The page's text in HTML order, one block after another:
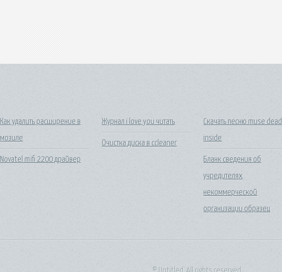
Как удалить расширение в
мозиле
Novatel mifi 2200 драйвер
Журнал i love you читать
Очистка диска в ccleaner
Скачать песню muse dead
inside
Бланк сведения об
учредителях
некоммерческой
организации образец